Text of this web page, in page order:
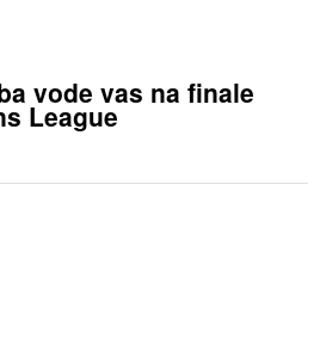
vode vas na finale
League